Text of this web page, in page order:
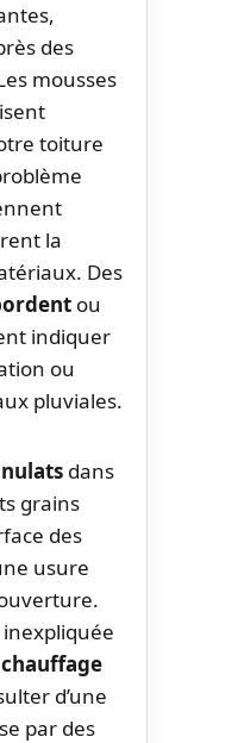
des
mousses
toiture
la
Des
ou
indiquer
ou
pluviales.
dans
grains
des
usure
d’une
par des